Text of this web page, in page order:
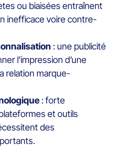
ou biaisées entraînent
inefficace voire contre-
: une publicité
l’impression d’une
relation marque-
: forte
et outils
des